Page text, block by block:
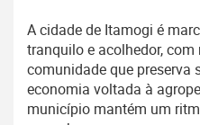
A cidade de Itamogi é
tranquilo e acolhedor,
comunidade que preserva
economia voltada à
município mantém um